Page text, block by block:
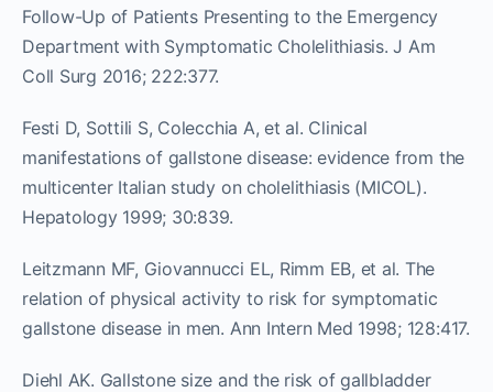
Follow-Up of Patients Presenting to the Emergency
Department with Symptomatic Cholelithiasis. J Am
Coll Surg 2016; 222:377.
Festi D, Sottili S, Colecchia A, et al. Clinical
manifestations of gallstone disease: evidence from the
multicenter Italian study on cholelithiasis (MICOL).
Hepatology 1999; 30:839.
Leitzmann MF, Giovannucci EL, Rimm EB, et al. The
relation of physical activity to risk for symptomatic
gallstone disease in men. Ann Intern Med 1998; 128:417.
Diehl AK. Gallstone size and the risk of gallbladder